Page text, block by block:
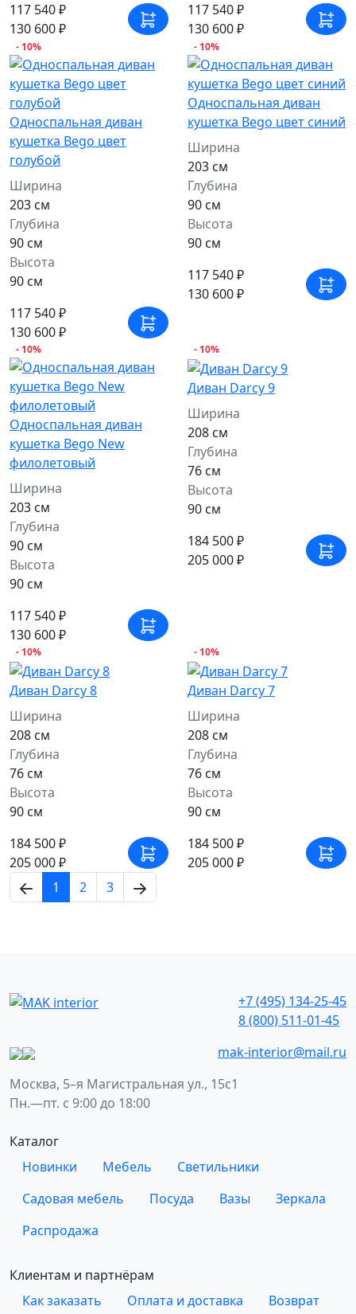
117 540 ₽
130 600 ₽
117 540 ₽
130 600 ₽
- 10%
Односпальная диван
кушетка Bego цвет
голубой
Ширина
203 см
Глубина
90 см
Высота
90 см
117 540 ₽
130 600 ₽
- 10%
Односпальная диван
кушетка Bego цвет синий
Ширина
203 см
Глубина
90 см
Высота
90 см
117 540 ₽
130 600 ₽
- 10%
Односпальная диван
кушетка Bego New
филолетовый
Ширина
203 см
Глубина
90 см
Высота
90 см
117 540 ₽
130 600 ₽
- 10%
Диван Darcy 9
Ширина
208 см
Глубина
76 см
Высота
90 см
184 500 ₽
205 000 ₽
- 10%
Диван Darcy 8
Ширина
208 см
Глубина
76 см
Высота
90 см
184 500 ₽
205 000 ₽
- 10%
Диван Darcy 7
Ширина
208 см
Глубина
76 см
Высота
90 см
184 500 ₽
205 000 ₽
1
2 3
+7 (495) 134-25-45
8 (800) 511-01-45
mak-interior@mail.ru
Москва, 5–я Магистральная ул., 15с1
Пн.—пт. с 9:00 до 18:00
Каталог
Новинки
Мебель
Светильники
Садовая мебель
Посуда Вазы
Зеркала
Распродажа
Клиентам и партнёрам
Как заказать
Оплата и доставка Возврат